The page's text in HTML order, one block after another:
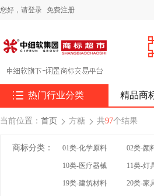
您好， 请登录 免费注册
 热门行业分类 精品商
当前位置： 首页  方糖  共97个结果
商标分类： 01类-化学原料 02类-颜
10类-医疗器械 11类-灯
19类-建筑材料 20类-家